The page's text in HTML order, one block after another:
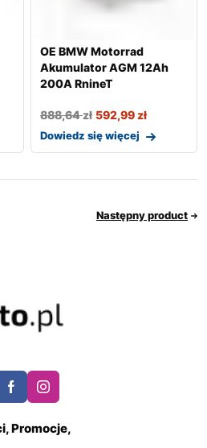
OE BMW Motorrad
Akumulator AGM 12Ah
200A RnineT
888,64zł 592,99zł
Dowiedz się więcej
Następny product
Promocje,